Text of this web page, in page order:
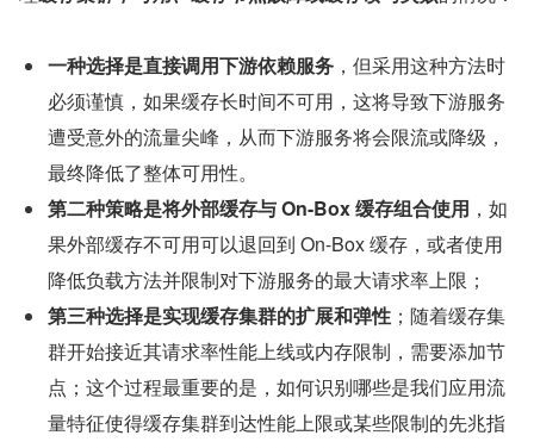
一种选择是直接调用下游依赖服务 ，但采用这种方法时
必须谨慎，如果缓存长时间不可用，这将导致下游服务
遭受意外的流量尖峰，从而下游服务将会限流或降级，
最终降低了整体可用性。
第二种策略是将外部缓存与 On-Box 缓存组合使用 ，如
果外部缓存不可用可以退回到 On-Box 缓存，或者使用
降低负载方法并限制对下游服务的最大请求率上限；
第三种选择是实现缓存集群的扩展和弹性 ；随着缓存集
群开始接近其请求率性能上线或内存限制，需要添加节
点；这个过程最重要的是，如何识别哪些是我们应用流
量特征使得缓存集群到达性能上限或某些限制的先兆指